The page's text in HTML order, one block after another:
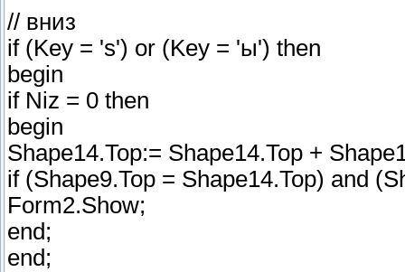
// вниз
if (Key = 's') or (Key = 'ы') then
begin
if Niz = 0 then
begin
Shape14.Top:= Shape14.Top +
if (Shape9.Top = Shape14.Top) and
Form2.Show;
end;
end;